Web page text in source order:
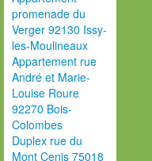
promenade du
Verger 92130 Issy-
les-Moulineaux
Appartement rue
André et Marie-
Louise Roure
92270 Bois-
Colombes
Duplex rue du
Mont Cenis 75018